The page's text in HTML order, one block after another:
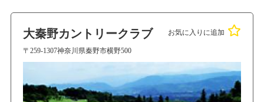
大秦野カントリークラブ
〒259-1307神奈川県秦野市横野500
お気に入りに追加